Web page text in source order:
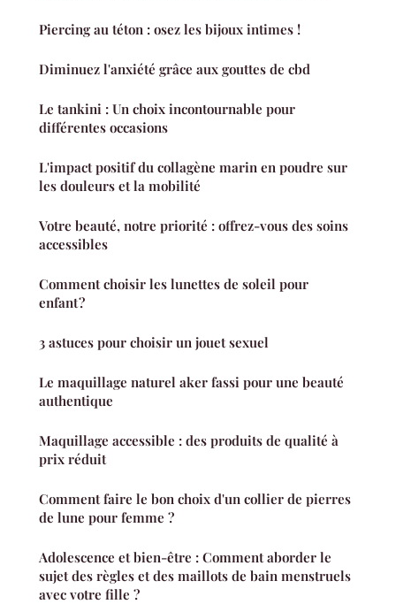
Piercing au téton : osez les bijoux intimes !
Diminuez l'anxiété grâce aux gouttes de cbd
Le tankini : Un choix incontournable pour
différentes occasions
L'impact positif du collagène marin en poudre sur
les douleurs et la mobilité
Votre beauté, notre priorité : offrez-vous des soins
accessibles
Comment choisir les lunettes de soleil pour
enfant ?
3 astuces pour choisir un jouet sexuel
Le maquillage naturel aker fassi pour une beauté
authentique
Maquillage accessible : des produits de qualité à
prix réduit
Comment faire le bon choix d'un collier de pierres
de lune pour femme ?
Adolescence et bien-être : Comment aborder le
sujet des règles et des maillots de bain menstruels
avec votre fille ?